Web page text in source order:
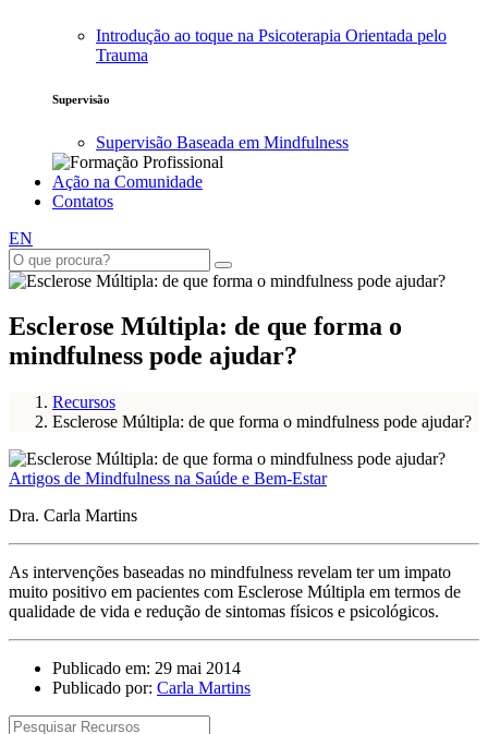
Introdução ao toque na Psicoterapia Orientada pelo
Trauma
Supervisão
Supervisão Baseada em Mindfulness
Ação na Comunidade
Contatos
EN
Esclerose Múltipla: de que forma o
mindfulness pode ajudar?
Recursos
Esclerose Múltipla: de que forma o mindfulness pode ajudar?
Artigos de Mindfulness na Saúde e Bem-Estar
Dra. Carla Martins
As intervenções baseadas no mindfulness revelam ter um impato
muito positivo em pacientes com Esclerose Múltipla em termos de
qualidade de vida e redução de sintomas físicos e psicológicos.
Publicado em: 29 mai 2014
Publicado por: Carla Martins